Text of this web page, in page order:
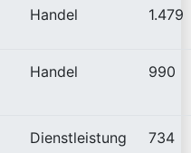
Handel 1.479
Handel 990
Dienstleistung 734